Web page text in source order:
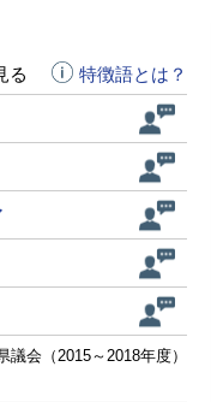
る 特徴語とは？
議会（2015～2018年度）